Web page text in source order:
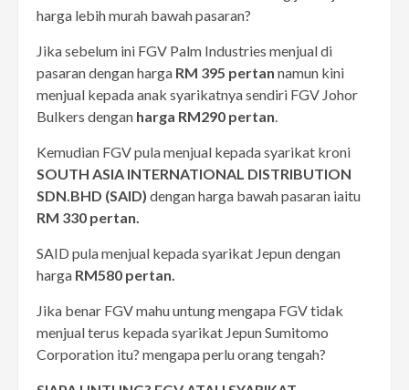
harga lebih murah bawah pasaran?
Jika sebelum ini FGV Palm Industries menjual di
pasaran dengan harga RM 395 pertan namun kini
menjual kepada anak syarikatnya sendiri FGV Johor
Bulkers dengan harga RM290 pertan
Kemudian FGV pula menjual kepada syarikat kroni
SOUTH ASIA INTERNATIONAL DISTRIBUTION
SDN.BHD (SAID) dengan harga bawah pasaran iaitu
RM 330 pertan.
SAID pula menjual kepada syarikat Jepun dengan
harga RM580 pertan.
Jika benar FGV mahu untung mengapa FGV tidak
menjual terus kepada syarikat Jepun Sumitomo
Corporation itu? mengapa perlu orang tengah?